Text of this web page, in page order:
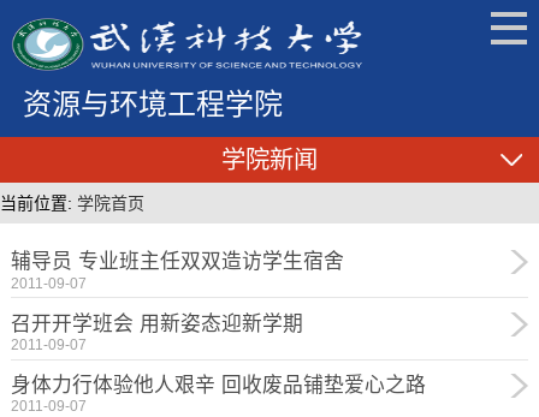
资源与环境工程学院
学院新闻
当前位置: 学院首页
辅导员 专业班主任双双造访学生宿舍
2011-09-07
召开开学班会 用新姿态迎新学期
2011-09-07
身体力行体验他人艰辛 回收废品铺垫爱心之路
2011-09-07